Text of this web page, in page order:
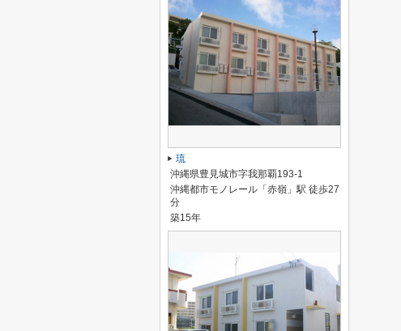
琉
沖縄県豊見城市字我那覇193-1
沖縄都市モノレール「赤嶺」駅 徒歩27
分
築15年